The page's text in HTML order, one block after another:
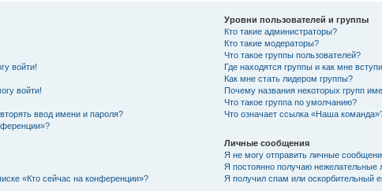
войти!
войти!
ввод имени и пароля?
«Кто сейчас на конференции»?
Уровни пользователей и группы
Кто такие администраторы?
Кто такие модераторы?
Что такое группы пользователей?
Где находятся группы и как мне
Как мне стать лидером группы?
Почему названия некоторых групп
Что такое группа по умолчанию?
Что означает ссылка «Наша
Личные сообщения
Я не могу отправить личные
Я постоянно получаю нежелательные
Я получил спам или оскорбительный